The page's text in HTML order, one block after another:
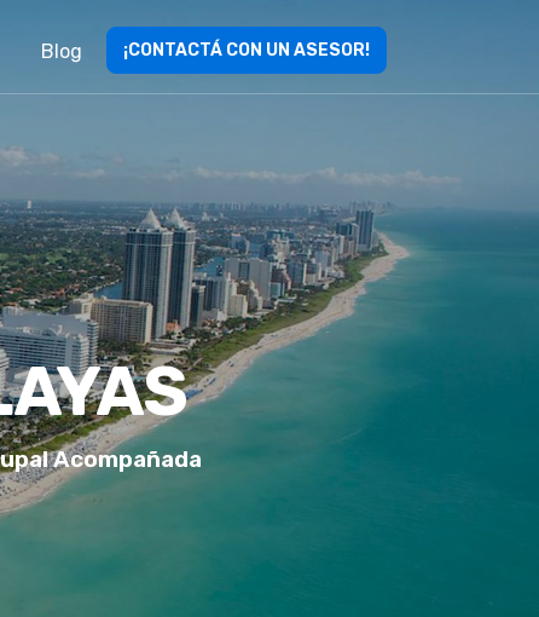
Blog ¡CONTACTÁ CON UN ASESOR!
Acompañada